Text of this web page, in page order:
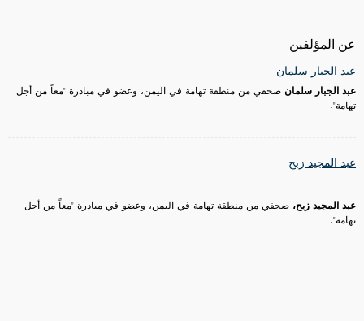
عن المؤلفين
عبد الجبار سلمان
عبد الجبار سلمان صحفي من منطقة تهامة في اليمن، وعضو في مبادرة "معاً من أجل
تهامة".
عبد المجيد زبح
عبد المجيد زبح، صحفي من منطقة تهامة في اليمن، وعضو في مبادرة "معاً من أجل
تهامة".